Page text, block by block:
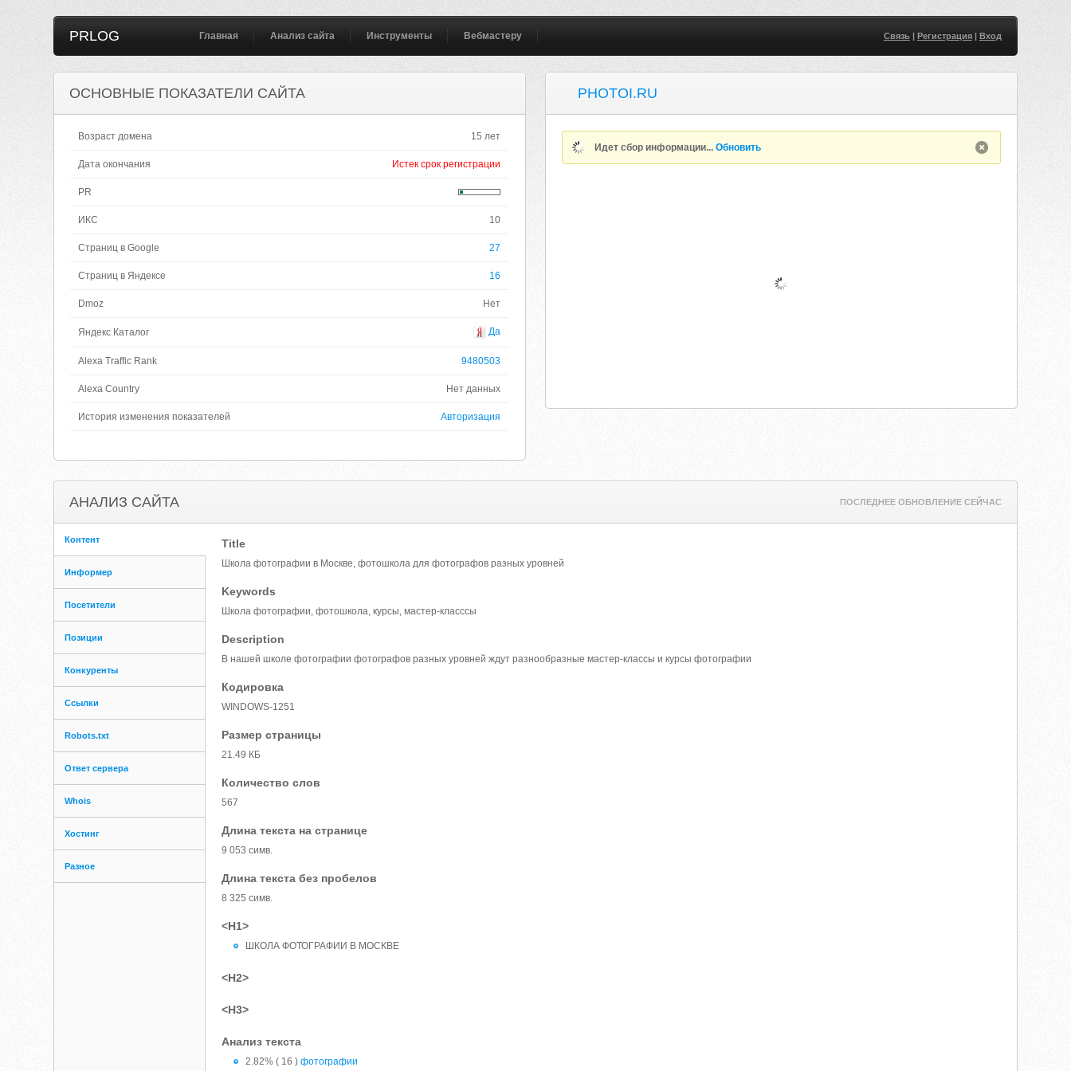
PRLOG Главная Анализ сайта Инструменты Вебмастеру Связь| Регистрация| Вход
ОСНОВНЫЕ ПОКАЗАТЕЛИ САЙТА
Возраст домена 15 лет
Дата окончания Истек срок регистрации
PR
ИКС 10
Страниц в Google 27
Страниц в Яндексе 16
Dmoz Нет
Яндекс Каталог Да
Alexa Traffic Rank 9480503
Alexa Country Нет данных
История изменения показателей Авторизация
PHOTOI.RU
Идет сбор информации...Обновить
АНАЛИЗ САЙТА ПОСЛЕДНЕЕ ОБНОВЛЕНИЕ СЕЙЧАС
Контент
Информер
Посетители
Позиции
Конкуренты
Ссылки
Robots.txt
Ответ сервера
Whois
Хостинг
Разное
Title
Школа фотографии в Москве, фотошкола для фотографов разных уровней
Keywords
Школа фотографии, фотошкола, курсы, мастер-класссы
Description
В нашей школе фотографии фотографов разных уровней ждут разнообразные мастер-классы и курсы фотографии
Кодировка
WINDOWS-1251
Размер страницы
21.49 КБ
Количество слов
567
Длина текста на странице
9 053 симв.
Длина текста без пробелов
8 325 симв.
<H1>
ШКОЛА ФОТОГРАФИИ В МОСКВЕ
<H2>
<H3>
Анализ текста
2.82% ( 16 )фотографии